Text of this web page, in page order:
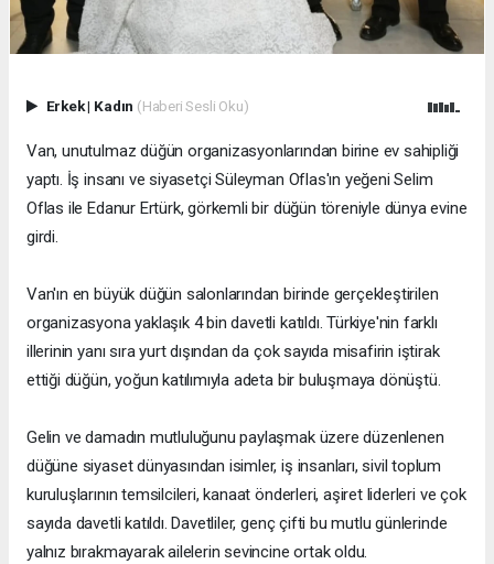
Erkek| Kadın (Haberi Sesli Oku)
Van, unutulmaz düğün organizasyonlarından birine ev sahipliği
yaptı. İş insanı ve siyasetçi Süleyman Oflas'ın yeğeni Selim
Oflas ile Edanur Ertürk, görkemli bir düğün töreniyle dünya evine
girdi.
Van'ın en büyük düğün salonlarından birinde gerçekleştirilen
organizasyona yaklaşık 4 bin davetli katıldı. Türkiye'nin farklı
illerinin yanı sıra yurt dışından da çok sayıda misafirin iştirak
ettiği düğün, yoğun katılımıyla adeta bir buluşmaya dönüştü.
Gelin ve damadın mutluluğunu paylaşmak üzere düzenlenen
düğüne siyaset dünyasından isimler, iş insanları, sivil toplum
kuruluşlarının temsilcileri, kanaat önderleri, aşiret liderleri ve çok
sayıda davetli katıldı. Davetliler, genç çifti bu mutlu günlerinde
yalnız bırakmayarak ailelerin sevincine ortak oldu.